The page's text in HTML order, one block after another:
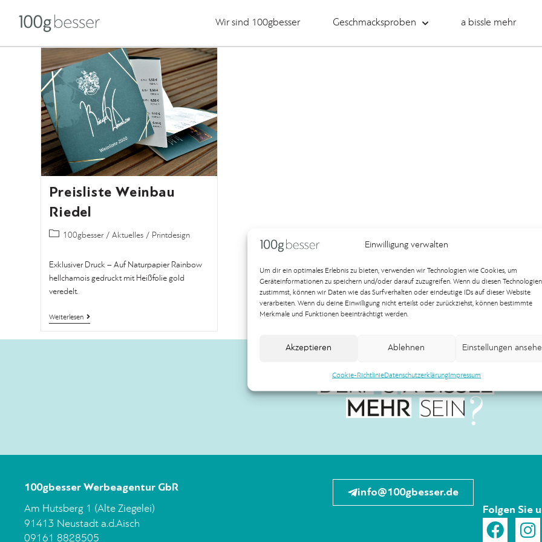
Einwilligung verwalten
Um dir ein optimales Erlebnis zu bieten, verwenden wir Technologien wie Cookies, um
Geräteinformationen zu speichern und/oder darauf zuzugreifen. Wenn du diesen Technologien
zustimmst, können wir Daten wie das Surfverhalten oder eindeutige IDs auf dieser Website
verarbeiten. Wenn du deine Einwilligung nicht erteilst oder zurückziehst, können bestimmte
Merkmale und Funktionen beeinträchtigt werden.
Akzeptieren Ablehnen Einstellungen
Cookie-RichtlinieDatenschutzerklärungImpressum
Wir sind 100gbesser Geschmacksproben a bissle mehr
Preisliste Weinbau
Riedel
100gbesser / Aktuelles / Printdesign
Exklusiver Druck – Auf Naturpapier Rainbow
hellchamois gedruckt mit Heißfolie gold
veredelt.
Weiterlesen
100gbesser Werbeagentur GbR
Am Hutsberg 1 (Alte Ziegelei)
91413 Neustadt a.d.Aisch
09161 8828505
info@100gbesser.de
Folgen Sie